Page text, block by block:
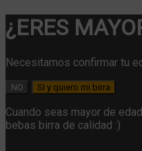
¿ERES
Necesitamos confirmar tu
NO SI y quiero mi birra
Cuando seas mayor de
bebas birra de calidad :)